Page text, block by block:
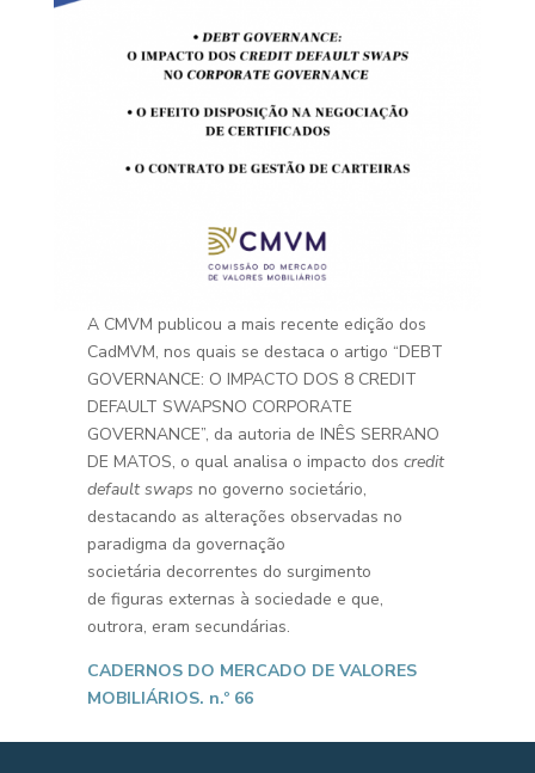
A CMVM publicou a mais recente edição dos
CadMVM, nos quais se destaca o artigo “DEBT
GOVERNANCE: O IMPACTO DOS 8 CREDIT
DEFAULT SWAPSNO CORPORATE
GOVERNANCE”, da autoria de INÊS SERRANO
DE MATOS, o qual analisa o impacto doscredit
default swapsno governo societário,
destacando as alterações observadas no
paradigma da governação
societária decorrentes do surgimento
de figuras externas à sociedade e que,
outrora, eram secundárias.
CADERNOS DO MERCADO DE VALORES
MOBILIÁRIOS. n.º 66